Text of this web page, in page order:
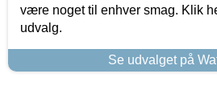
være noget til enhver smag. Klik
udvalg.
Se udvalget på